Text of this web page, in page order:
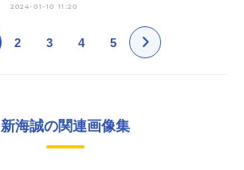
2024-01-10 11:20
2 3 4 5
新海誠の関連画像集